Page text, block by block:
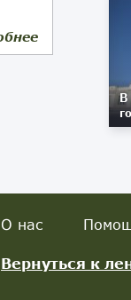
В
О нас
Вернуться к